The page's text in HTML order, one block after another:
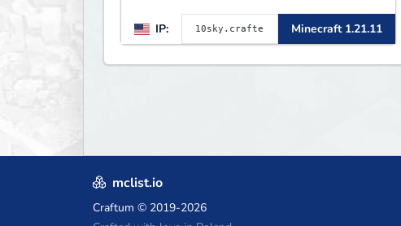
now! v2.0.2
IP:
Minecraft 1.21.11
mclist.io
Craftum © 2019-2026